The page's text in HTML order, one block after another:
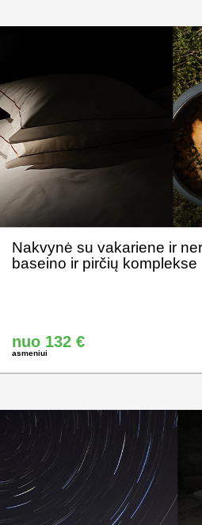
Nakvynė su vakariene ir
baseino ir pirčių komplekse
nuo 132 €
asmeniui